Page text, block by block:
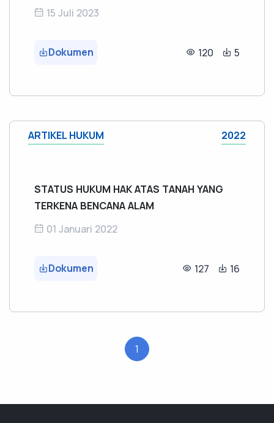
15 Juli 2023
Dokumen 120 5
ARTIKEL HUKUM 2022
STATUS HUKUM HAK ATAS TANAH YANG
TERKENA BENCANA ALAM
01 Januari 2022
Dokumen 127 16
1